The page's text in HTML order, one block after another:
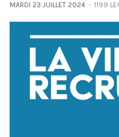
MARDI 23 JUILLET 2024 1199